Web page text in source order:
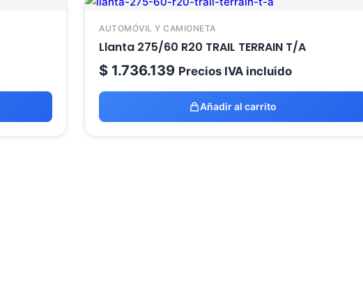
AUTOMÓVIL Y CAMIONETA
Llanta 275/60 R20 TRAIL TERRAIN T/A
$ 1.736.139 Precios IVA incluido
Añadir al carrito